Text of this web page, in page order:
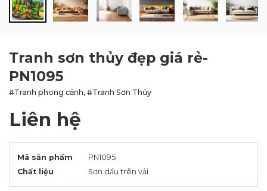
Tranh sơn thủy đẹp giá rẻ-
PN1095
#Tranh phong cảnh, #Tranh Sơn Thủy
Liên hệ
Mã sản phẩm
PN1095
Chất liệu
Sơn dầu trên vải